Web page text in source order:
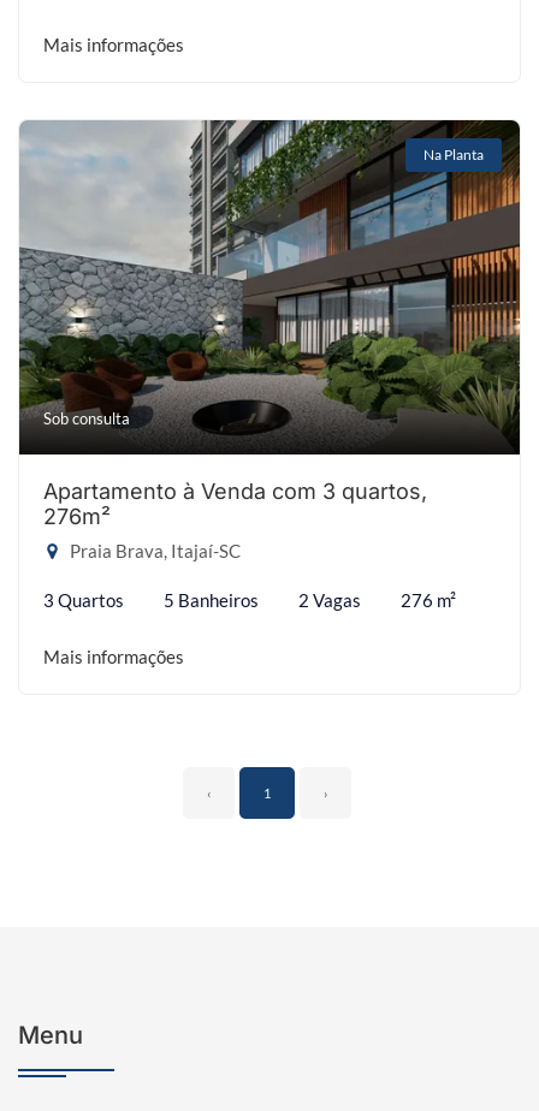
Mais informações
Na Planta
Sob consulta
Apartamento à Venda com 3 quartos,
276m²
Praia Brava, Itajaí-SC
3 Quartos 5 Banheiros 2 Vagas 276 m²
Mais informações
‹ 1 ›
Menu